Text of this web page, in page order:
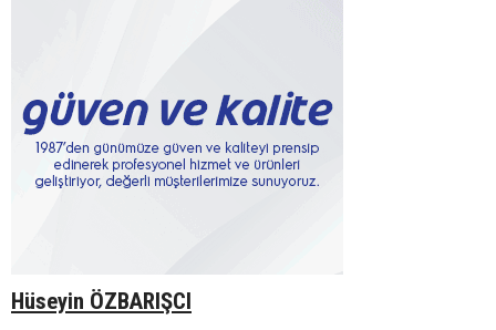
Hüseyin ÖZBARIŞCI